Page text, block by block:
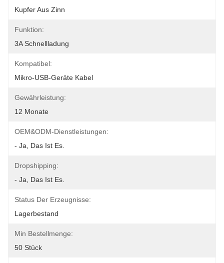
Kupfer Aus Zinn
Funktion:
3A Schnellladung
Kompatibel:
Mikro-USB-Geräte Kabel
Gewährleistung:
12 Monate
OEM&ODM-Dienstleistungen:
- Ja, Das Ist Es.
Dropshipping:
- Ja, Das Ist Es.
Status Der Erzeugnisse:
Lagerbestand
Min Bestellmenge:
50 Stück